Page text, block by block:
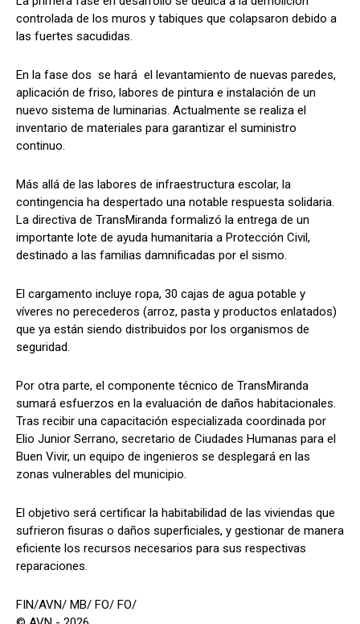
controlada de los muros y tabiques que colapsaron debido a
las fuertes sacudidas.
​En la fase dos se hará el levantamiento de nuevas paredes,
aplicación de friso, labores de pintura e instalación de un
nuevo sistema de luminarias. Actualmente se realiza el
inventario de materiales para garantizar el suministro
continuo.
​Más allá de las labores de infraestructura escolar, la
contingencia ha despertado una notable respuesta solidaria.
La directiva de TransMiranda formalizó la entrega de un
importante lote de ayuda humanitaria a Protección Civil,
destinado a las familias damnificadas por el sismo.
El cargamento incluye ropa, 30 cajas de agua potable y
víveres no perecederos (arroz, pasta y productos enlatados)
que ya están siendo distribuidos por los organismos de
seguridad.
​Por otra parte, el componente técnico de TransMiranda
sumará esfuerzos en la evaluación de daños habitacionales.
Tras recibir una capacitación especializada coordinada por
Elio Junior Serrano, secretario de Ciudades Humanas para el
Buen Vivir, un equipo de ingenieros se desplegará en las
zonas vulnerables del municipio.
​El objetivo será certificar la habitabilidad de las viviendas que
sufrieron fisuras o daños superficiales, y gestionar de manera
eficiente los recursos necesarios para sus respectivas
reparaciones.
FIN/AVN/ MB/ FO/ FO/